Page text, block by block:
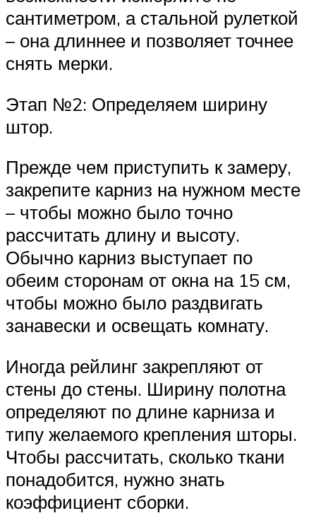
сантиметром, а стальной рулеткой
– она длиннее и позволяет точнее
снять мерки.
Этап №2: Определяем ширину
штор.
Прежде чем приступить к замеру,
закрепите карниз на нужном месте
– чтобы можно было точно
рассчитать длину и высоту.
Обычно карниз выступает по
обеим сторонам от окна на 15 см,
чтобы можно было раздвигать
занавески и освещать комнату.
Иногда рейлинг закрепляют от
стены до стены. Ширину полотна
определяют по длине карниза и
типу желаемого крепления шторы.
Чтобы рассчитать, сколько ткани
понадобится, нужно знать
коэффициент сборки.